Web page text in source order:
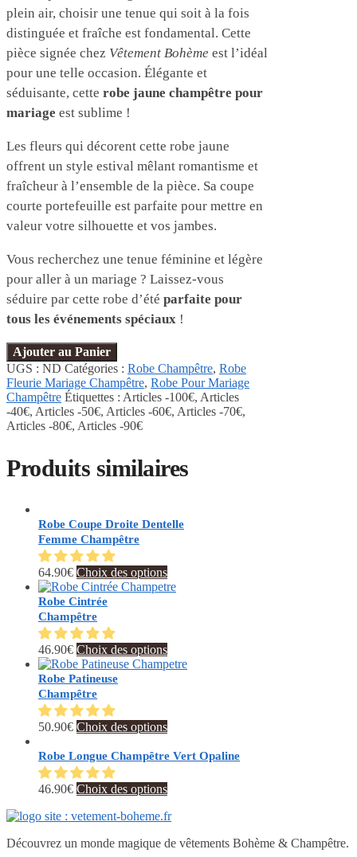
plein air, choisir une tenue qui soit à la fois
distinguée et fraîche est fondamental. Cette
pièce signée chez Vêtement Bohème est l’idéal
pour une telle occasion. Élégante et
séduisante, cette robe jaune champêtre pour
mariage est sublime !
Les fleurs qui décorent cette robe jaune
offrent un style estival mêlant romantisme et
fraîcheur à l’ensemble de la pièce. Sa coupe
courte portefeuille est parfaite pour mettre en
valeur votre silhouette et vos jambes.
Vous recherchez une tenue féminine et légère
pour aller à un mariage ? Laissez-vous
séduire par cette robe d’été parfaite pour
tous les événements spéciaux !
Ajouter au Panier
UGS : ND Catégories : Robe Champêtre, Robe
Fleurie Mariage Champêtre, Robe Pour Mariage
Champêtre Étiquettes : Articles -100€, Articles
-40€, Articles -50€, Articles -60€, Articles -70€,
Articles -80€, Articles -90€
Produits similaires
Robe Coupe Droite Dentelle
Femme Champêtre
64.90€ Choix des optionsCe
produit
Les
options
peuvent
la
du
Robe Cintrée
Champêtre
46.90€ Choix des optionsCe
produit
Les
options
peuvent
être
sur
page
produit
Robe Patineuse
Champêtre
50.90€ Choix des optionsCe
a
variations.
Les
options
peuvent
être
Robe Longue Champêtre Vert Opaline
46.90€ Choix des optionsCe
a
variations.
Découvrez un monde magique de vêtements Bohème & Champêtre.